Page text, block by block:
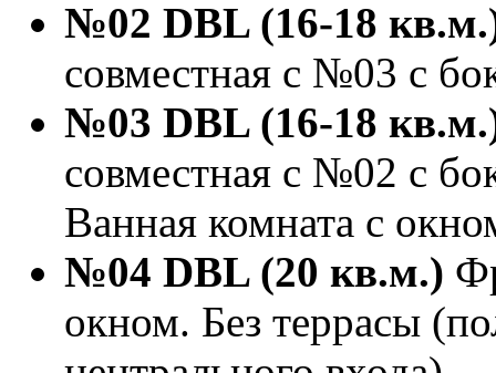
№02 DBL (16-18
совместная с №03 с
№03 DBL (16-18
совместная с №02 с
Ванная комната с
№04 DBL (20 кв.м.)
окном. Без террасы